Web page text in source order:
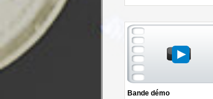
Bande démo